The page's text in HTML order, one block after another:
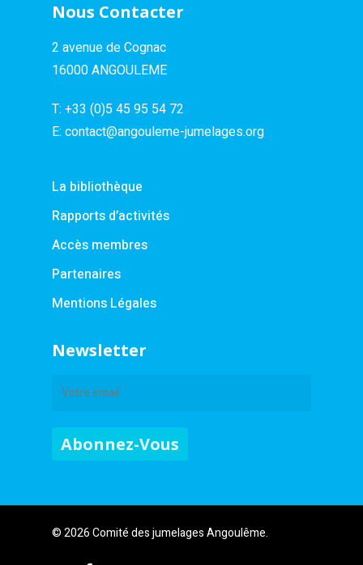
Nous Contacter
2 avenue de Cognac
16000 ANGOULEME
T: +33 (0)5 45 95 54 72
E: contact@angouleme-jumelages.org
La bibliothèque
Rapports d’activités
Accès membres
Partenaires
Mentions Légales
Newsletter
© 2026 Comité des jumelages Angoulême.